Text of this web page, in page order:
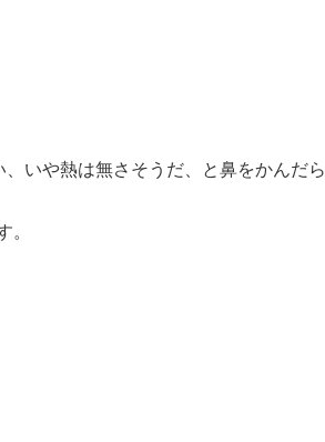
いや熱は無さそうだ、と鼻をかんだら
。